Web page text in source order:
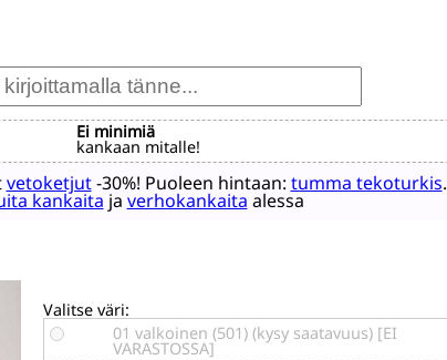
Ei minimiä
kankaan mitalle!
vetoketjut-30%! Puoleen hintaan: tumma tekoturkis.
kankaita ja verhokankaita alessa
Valitse väri:
01 valkoinen (501) (kysy saatavuus) [EI
VARASTOSSA]